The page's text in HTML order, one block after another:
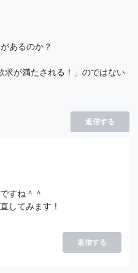
あるのか？
求が満たされる！」のではない
返信する
すね＾＾
してみます！
返信する